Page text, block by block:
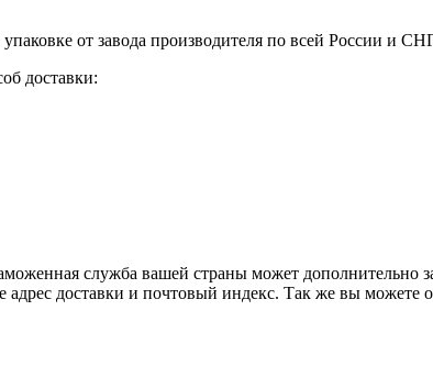
от завода производителя по всей России и
доставки:
служба вашей страны может дополнительно
доставки и почтовый индекс. Так же вы можете